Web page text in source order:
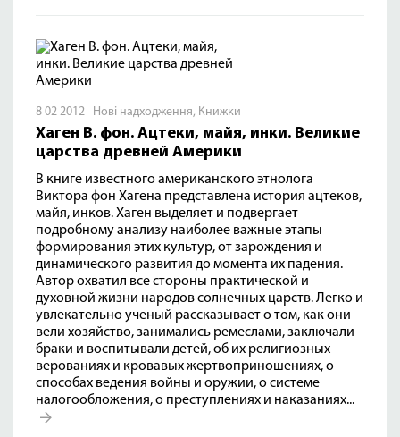
8 02 2012 Нові надходження, Книжки
Хаген В. фон. Ацтеки, майя, инки. Великие
царства древней Америки
В книге известного американского этнолога
Виктора фон Хагена представлена история ацтеков,
майя, инков. Хаген выделяет и подвергает
подробному анализу наиболее важные этапы
формирования этих культур, от зарождения и
динамического развития до момента их падения.
Автор охватил все стороны практической и
духовной жизни народов солнечных царств. Легко и
увлекательно ученый рассказывает о том, как они
вели хозяйство, занимались ремеслами, заключали
браки и воспитывали детей, об их религиозных
верованиях и кровавых жертвоприношениях, о
способах ведения войны и оружии, о системе
налогообложения, о преступлениях и наказаниях...